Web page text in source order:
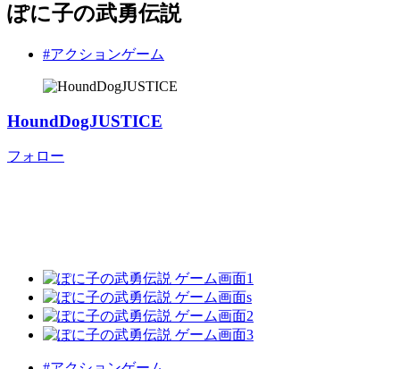
ぽに子の武勇伝説
#アクションゲーム
HoundDogJUSTICE
フォロー